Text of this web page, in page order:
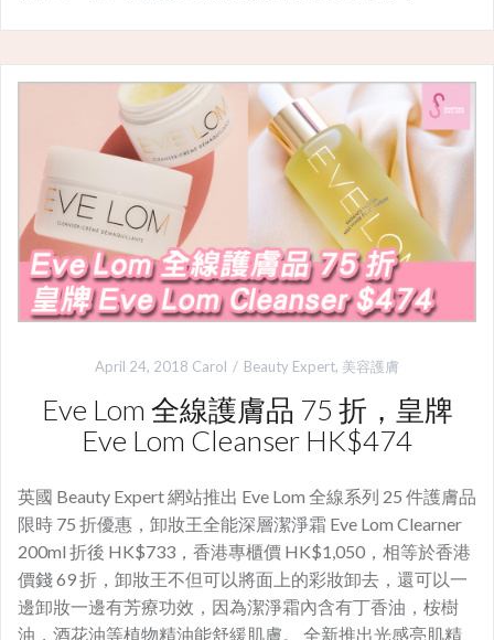
April 24, 2018 Carol Beauty Expert, 美容護膚
Eve Lom 全線護膚品 75 折，皇牌
Eve Lom Cleanser HK$474
英國 Beauty Expert 網站推出 Eve Lom 全線系列 25 件護膚品
限時 75 折優惠，卸妝王全能深層潔淨霜 Eve Lom Clearner
200ml 折後 HK$733，香港專櫃價 HK$1,050，相等於香港
價錢 69 折，卸妝王不但可以將面上的彩妝卸去，還可以一
邊卸妝一邊有芳療功效，因為潔淨霜內含有丁香油，桉樹
油，酒花油等植物精油能舒緩肌膚。 全新推出光感亮肌精